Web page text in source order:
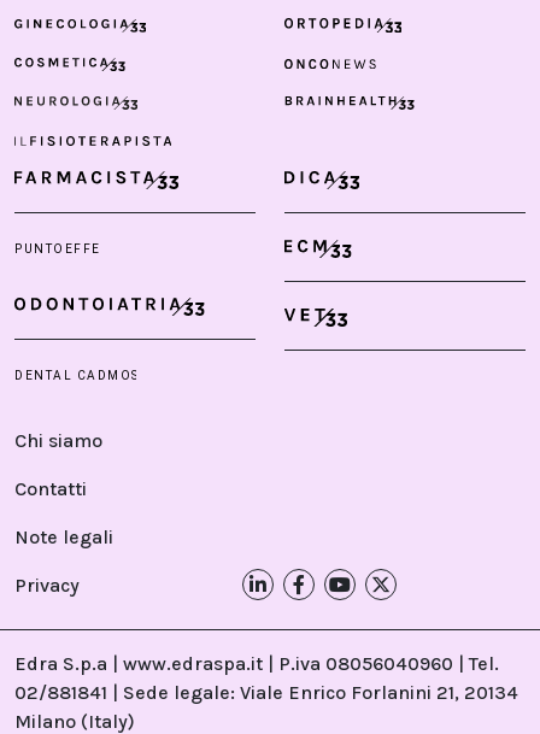
Chi siamo
Contatti
Note legali
Privacy
Edra S.p.a | www.edraspa.it | P.iva 08056040960 | Tel.
02/881841 | Sede legale: Viale Enrico Forlanini 21, 20134
Milano (Italy)